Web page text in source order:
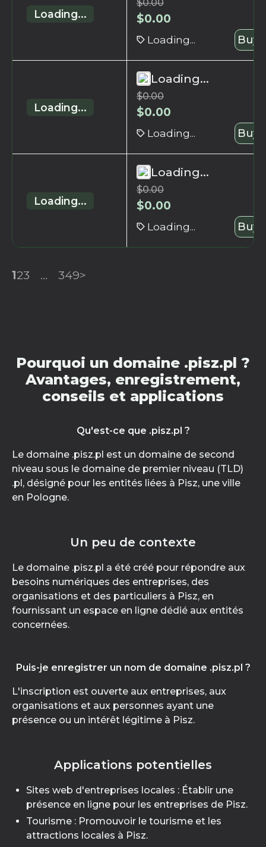
Loading...
$0.00
$0.00
Loading... Buy
Loading...
Loading...
$0.00
$0.00
Loading... Buy
Loading...
Loading...
$0.00
$0.00
Loading... Buy
123 ... 349>
Pourquoi un domaine .pisz.pl ?
Avantages, enregistrement,
conseils et applications
Qu'est-ce que .pisz.pl ?
Le domaine .pisz.pl est un domaine de second
niveau sous le domaine de premier niveau (TLD)
.pl, désigné pour les entités liées à Pisz, une ville
en Pologne.
Un peu de contexte
Le domaine .pisz.pl a été créé pour répondre aux
besoins numériques des entreprises, des
organisations et des particuliers à Pisz, en
fournissant un espace en ligne dédié aux entités
concernées.
Puis-je enregistrer un nom de domaine .pisz.pl ?
L'inscription est ouverte aux entreprises, aux
organisations et aux personnes ayant une
présence ou un intérêt légitime à Pisz.
Applications potentielles
Sites web d'entreprises locales : Établir une
présence en ligne pour les entreprises de Pisz.
Tourisme : Promouvoir le tourisme et les
attractions locales à Pisz.